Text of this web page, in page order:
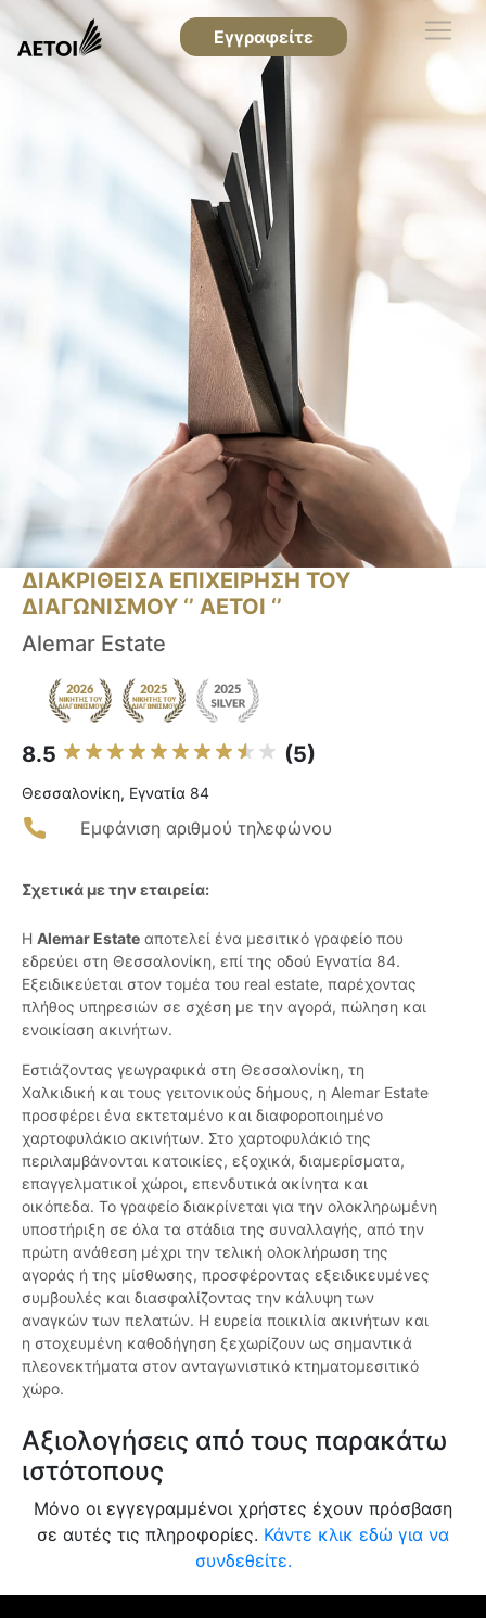
Εγγραφείτε
ΔΙΑΚΡΙΘΕΙΣΑ ΕΠΙΧΕΙΡΗΣΗ ΤΟΥ
ΔΙΑΓΩΝΙΣΜΟΥ ‘’ ΑΕΤΟΙ ‘’
Alemar Estate
8.5 (5)
Θεσσαλονίκη, Εγνατία 84
Εμφάνιση αριθμού τηλεφώνου
Σχετικά με την εταιρεία:
Η Alemar Estate αποτελεί ένα μεσιτικό γραφείο που
εδρεύει στη Θεσσαλονίκη, επί της οδού Εγνατία 84.
Εξειδικεύεται στον τομέα του real estate, παρέχοντας
πλήθος υπηρεσιών σε σχέση με την αγορά, πώληση και
ενοικίαση ακινήτων.
Εστιάζοντας γεωγραφικά στη Θεσσαλονίκη, τη
Χαλκιδική και τους γειτονικούς δήμους, η Alemar Estate
προσφέρει ένα εκτεταμένο και διαφοροποιημένο
χαρτοφυλάκιο ακινήτων. Στο χαρτοφυλάκιό της
περιλαμβάνονται κατοικίες, εξοχικά, διαμερίσματα,
επαγγελματικοί χώροι, επενδυτικά ακίνητα και
οικόπεδα. Το γραφείο διακρίνεται για την ολοκληρωμένη
υποστήριξη σε όλα τα στάδια της συναλλαγής, από την
πρώτη ανάθεση μέχρι την τελική ολοκλήρωση της
αγοράς ή της μίσθωσης, προσφέροντας εξειδικευμένες
συμβουλές και διασφαλίζοντας την κάλυψη των
αναγκών των πελατών. Η ευρεία ποικιλία ακινήτων και
η στοχευμένη καθοδήγηση ξεχωρίζουν ως σημαντικά
πλεονεκτήματα στον ανταγωνιστικό κτηματομεσιτικό
χώρο.
Αξιολογήσεις από τους παρακάτω
ιστότοπους
Μόνο οι εγγεγραμμένοι χρήστες έχουν πρόσβαση
σε αυτές τις πληροφορίες. Κάντε κλικ εδώ για να
συνδεθείτε.